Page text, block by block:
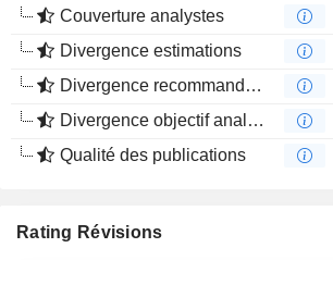
Couverture analystes
Divergence estimations
Divergence recommandations analystes
Divergence objectif analystes
Qualité des publications
Rating Révisions